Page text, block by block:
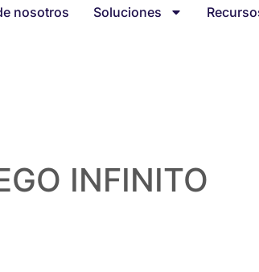
nosotros Soluciones
INFINITO